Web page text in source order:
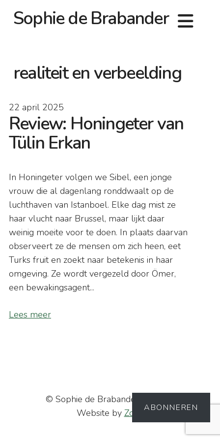
Sophie de Brabander
realiteit en verbeelding
22 april 2025
Review: Honingeter van
Tülin Erkan
In Honingeter volgen we Sibel, een jonge
vrouw die al dagenlang ronddwaalt op de
luchthaven van Istanboel. Elke dag mist ze
haar vlucht naar Brussel, maar lijkt daar
weinig moeite voor te doen. In plaats daarvan
observeert ze de mensen om zich heen, eet
Turks fruit en zoekt naar betekenis in haar
omgeving. Ze wordt vergezeld door Ömer,
een bewakingsagent...
Lees meer
© Sophie de Brabander - 2026 |
Website by Zofie ABONNEREN